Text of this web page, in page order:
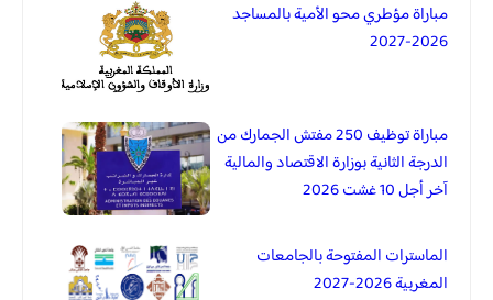
مباراة مؤطري محو الأمية بالمساجد
2026-2027
مباراة توظيف 250 مفتش الجمارك من
الدرجة الثانية بوزارة الاقتصاد والمالية
آخر أجل 10 غشت 2026
الماسترات المفتوحة بالجامعات
المغربية 2026-2027